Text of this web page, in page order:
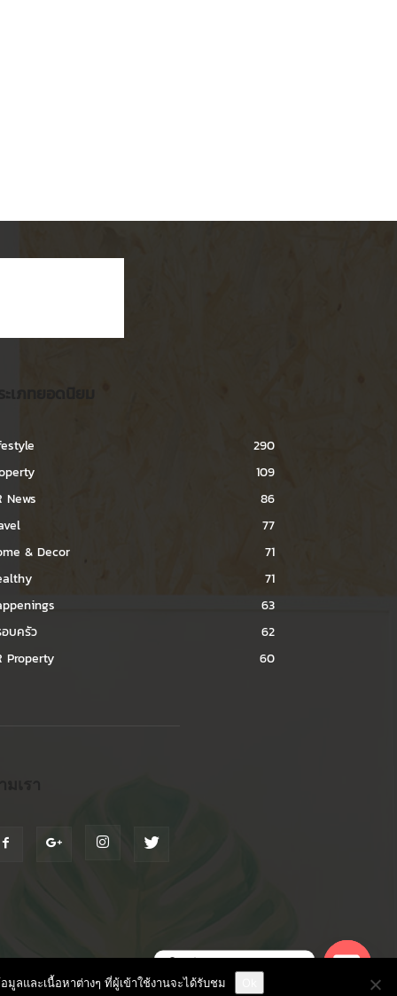
290
109
News
86
77
& Decor
71
71
63
บครัว
62
Property
60
ลและเนื้อหาต่างๆ ที่ผู้เข้าใช้งานจะได้รับชม
ติดต่อขอ Rate Card